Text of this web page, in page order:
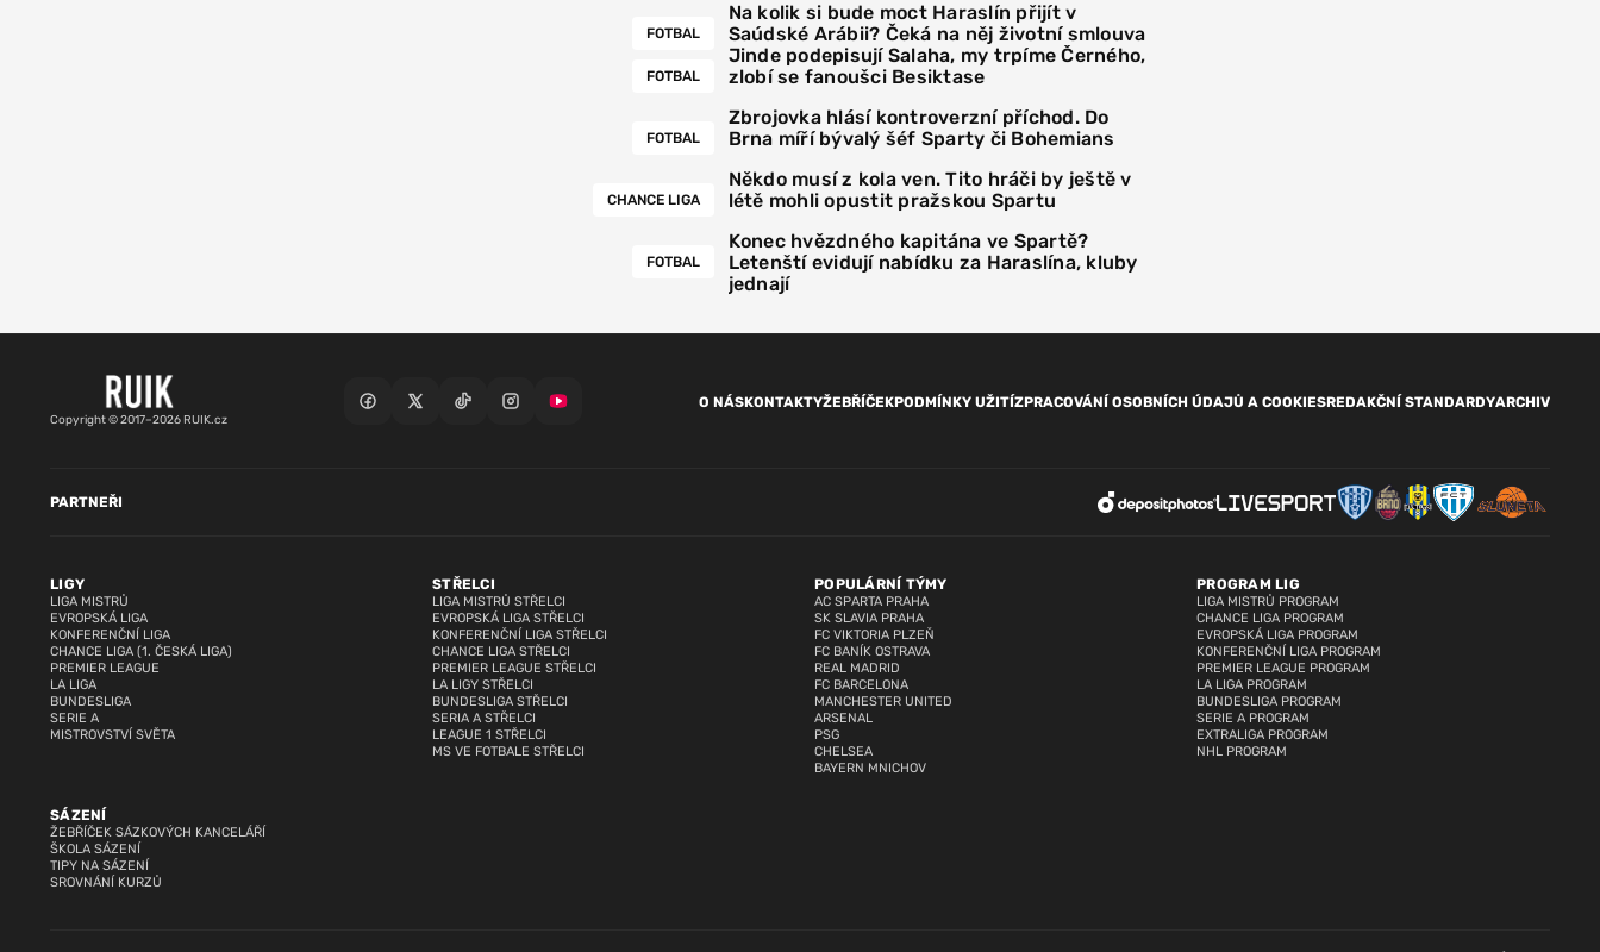
FOTBAL
Na kolik si bude moct Haraslín přijít v
Saúdské Arábii? Čeká na něj životní smlouva
FOTBAL
Jinde podepisují Salaha, my trpíme Černého,
zlobí se fanoušci Besiktase
FOTBAL
Zbrojovka hlásí kontroverzní příchod. Do
Brna míří bývalý šéf Sparty či Bohemians
CHANCE LIGA
Někdo musí z kola ven. Tito hráči by ještě v
létě mohli opustit pražskou Spartu
FOTBAL
Konec hvězdného kapitána ve Spartě?
Letenští evidují nabídku za Haraslína, kluby
jednají
Copyright © 2017–2026 RUIK.cz
O NÁSKONTAKTYŽEBŘÍČEKPODMÍNKY UŽITÍZPRACOVÁNÍ OSOBNÍCH ÚDAJŮ A COOKIESREDAKČNÍ STANDARDYARCHIV
LIGY
LIGA MISTRŮ
EVROPSKÁ LIGA
KONFERENČNÍ LIGA
CHANCE LIGA (1. ČESKÁ LIGA)
PREMIER LEAGUE
LA LIGA
BUNDESLIGA
SERIE A
MISTROVSTVÍ SVĚTA
STŘELCI
LIGA MISTRŮ STŘELCI
EVROPSKÁ LIGA STŘELCI
KONFERENČNÍ LIGA STŘELCI
CHANCE LIGA STŘELCI
PREMIER LEAGUE STŘELCI
LA LIGY STŘELCI
BUNDESLIGA STŘELCI
SERIA A STŘELCI
LEAGUE 1 STŘELCI
MS VE FOTBALE STŘELCI
POPULÁRNÍ TÝMY
AC SPARTA PRAHA
SK SLAVIA PRAHA
FC VIKTORIA PLZEŇ
FC BANÍK OSTRAVA
REAL MADRID
FC BARCELONA
MANCHESTER UNITED
ARSENAL
PSG
CHELSEA
BAYERN MNICHOV
PROGRAM LIG
LIGA MISTRŮ PROGRAM
CHANCE LIGA PROGRAM
EVROPSKÁ LIGA PROGRAM
KONFERENČNÍ LIGA PROGRAM
PREMIER LEAGUE PROGRAM
LA LIGA PROGRAM
BUNDESLIGA PROGRAM
SERIE A PROGRAM
EXTRALIGA PROGRAM
NHL PROGRAM
SÁZENÍ
ŽEBŘÍČEK SÁZKOVÝCH KANCELÁŘÍ
ŠKOLA SÁZENÍ
TIPY NA SÁZENÍ
SROVNÁNÍ KURZŮ
PARTNEŘI